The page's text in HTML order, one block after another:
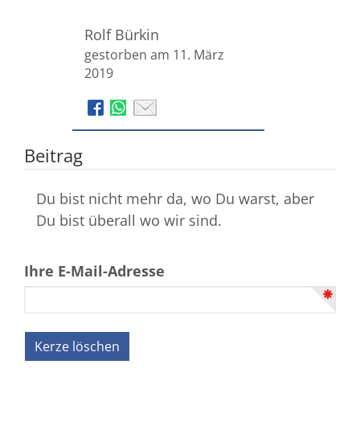
Rolf Bürkin
gestorben am 11. März
2019
Beitrag
Du bist nicht mehr da, wo Du warst, aber
Du bist überall wo wir sind.
Ihre E-Mail-Adresse